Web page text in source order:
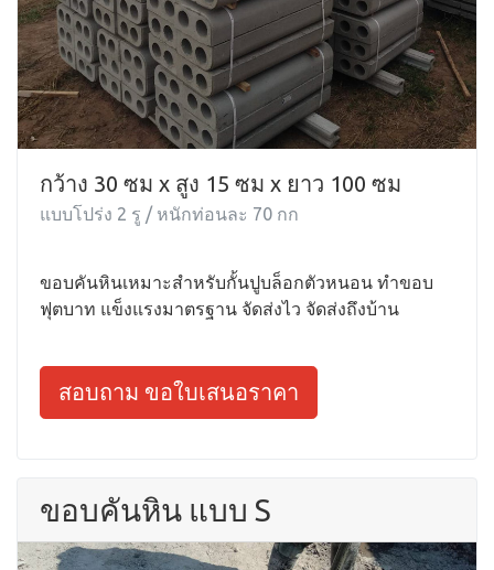
กว้าง 30 ซม x สูง 15 ซม x ยาว 100 ซม
แบบโปร่ง 2 รู / หนักท่อนละ 70 กก
ขอบคันหินเหมาะสำหรับกั้นปูบล็อกตัวหนอน ทำขอบ
ฟุตบาท แข็งแรงมาตรฐาน จัดส่งไว จัดส่งถึงบ้าน
สอบถาม ขอใบเสนอราคา
ขอบคันหิน แบบ S